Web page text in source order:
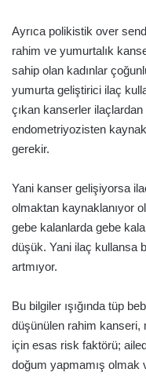
Ayrıca polikistik over
rahim ve yumurtalık
sahip olan kadınlar
yumurta geliştirici ilaç
çıkan kanserler
endometriyozisten
gerekir.
Yani kanser gelişiyorsa
olmaktan kaynaklanıyor
gebe kalanlarda gebe
düşük. Yani ilaç kullansa
artmıyor.
Bu bilgiler ışığında tüp
düşünülen rahim kanseri,
için esas risk faktörü;
doğum yapmamış olmak